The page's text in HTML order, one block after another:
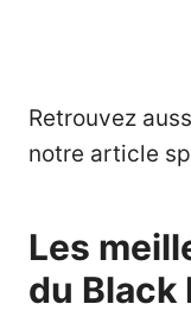
Retrouvez
notre article
Les
du Black